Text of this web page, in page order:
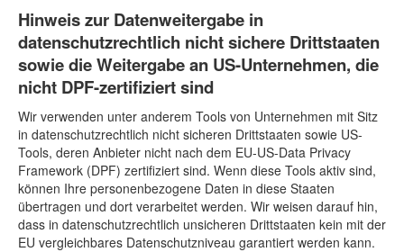
Hinweis zur Datenweitergabe in
datenschutzrechtlich nicht sichere Drittstaaten
sowie die Weitergabe an US-Unternehmen, die
nicht DPF-zertifiziert sind
Wir verwenden unter anderem Tools von Unternehmen mit Sitz
in datenschutzrechtlich nicht sicheren Drittstaaten sowie US-
Tools, deren Anbieter nicht nach dem EU-US-Data Privacy
Framework (DPF) zertifiziert sind. Wenn diese Tools aktiv sind,
können Ihre personenbezogene Daten in diese Staaten
übertragen und dort verarbeitet werden. Wir weisen darauf hin,
dass in datenschutzrechtlich unsicheren Drittstaaten kein mit der
EU vergleichbares Datenschutzniveau garantiert werden kann.